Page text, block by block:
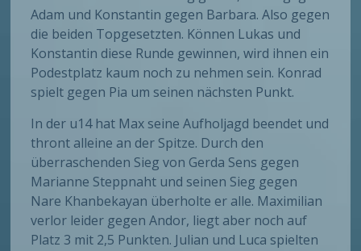
Adam und Konstantin gegen Barbara. Also gegen
die beiden Topgesetzten. Können Lukas und
Konstantin diese Runde gewinnen, wird ihnen ein
Podestplatz kaum noch zu nehmen sein. Konrad
spielt gegen Pia um seinen nächsten Punkt.
In der u14 hat Max seine Aufholjagd beendet und
thront alleine an der Spitze. Durch den
überraschenden Sieg von Gerda Sens gegen
Marianne Steppnaht und seinen Sieg gegen
Nare Khanbekayan überholte er alle. Maximilian
verlor leider gegen Andor, liegt aber noch auf
Platz 3 mit 2,5 Punkten. Julian und Luca spielten